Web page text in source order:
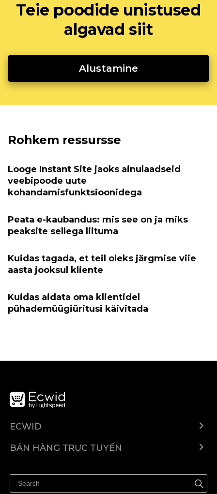
Teie poodide unistused
algavad siit
Alustamine
Rohkem ressursse
Looge Instant Site jaoks ainulaadseid
veebipoode uute
kohandamisfunktsioonidega
Peata e-kaubandus: mis see on ja miks
peaksite sellega liituma
Kuidas tagada, et teil oleks järgmise viie
aasta jooksul kliente
Kuidas aidata oma klientidel
pühademüügiüritusi käivitada
ECWID
Trung tâm trợ giúp
BÁN HÀNG TRỰC TUYẾN
Quảng bá ở bất cứ đâu
Kiểm soát mọi thứ